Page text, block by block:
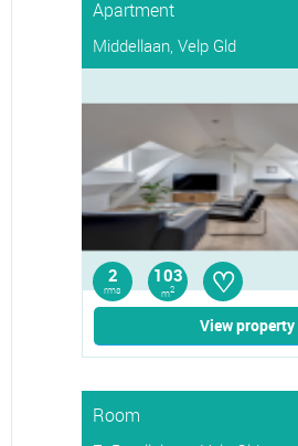
Apartment
Middellaan, Velp Gld
2
rms
103
m2 ♡
View property
Room